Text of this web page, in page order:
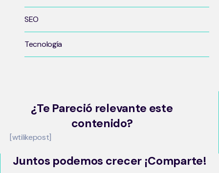
SEO
Tecnología
¿Te Pareció relevante este
contenido?
[wtilikepost]
Juntos podemos crecer ¡Comparte!